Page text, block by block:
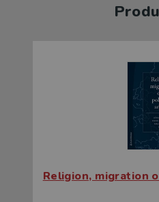
Religion, migration